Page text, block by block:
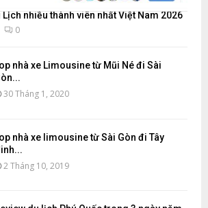
nhiều thành viên nhất Việt Nam 2026
0
nhà xe Limousine từ Mũi Né đi Sài
30 Tháng 1, 2020
nhà xe limousine từ Sài Gòn đi Tây
2 Tháng 10, 2019